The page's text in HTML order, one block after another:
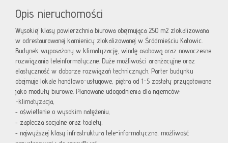
Opis nieruchomości
Wysokiej klasy powierzchnia biurowa obejmująca 250 m2 zlokalizowana
w odrestaurowanej kamienicy zlokalizowanej w Śródmieściu Katowic.
Budynek wyposażony w klimatyzację, windę osobową oraz nowoczesne
rozwiązania teleinformatyczne. Duże możliwości aranżacyjne oraz
elastyczność w doborze rozwiązań technicznych. Parter budynku
obejmuje lokale handlowo-usługowe, piętra od 1-5 zostały przygotowane
jako moduły biurowe. Planowane udogodnienia dla najemców:
-klimatyzacja,
- oświetlenie o wysokim natężeniu,
- zaplecza socjalne oraz toalety,
- najwyższej klasy infrastruktura tele-informatyczna, możliwość